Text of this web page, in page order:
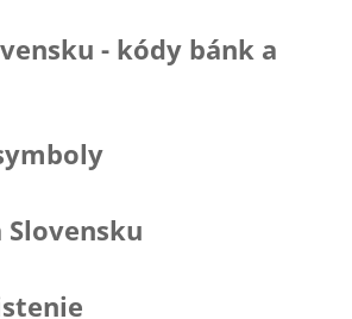
- kódy bánk a